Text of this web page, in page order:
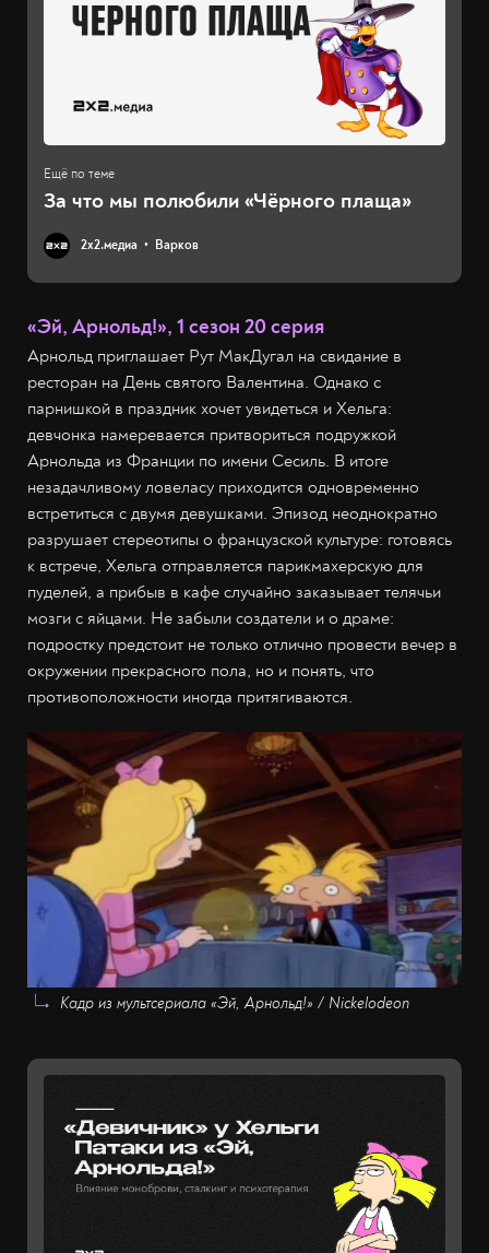
За что мы полюбили «Чёрного плаща»
2х2.медиа Варков
«Эй, Арнольд!», 1 сезон 20 серия
Арнольд приглашает Рут МакДугал на свидание в
ресторан на День святого Валентина. Однако с
парнишкой в праздник хочет увидеться и Хельга:
девчонка намеревается притвориться подружкой
Арнольда из Франции по имени Сесиль. В итоге
незадачливому ловеласу приходится одновременно
встретиться с двумя девушками. Эпизод неоднократно
разрушает стереотипы о французской культуре: готовясь
к встрече, Хельга отправляется парикмахерскую для
пуделей, а прибыв в кафе случайно заказывает телячьи
мозги с яйцами. Не забыли создатели и о драме:
подростку предстоит не только отлично провести вечер в
окружении прекрасного пола, но и понять, что
противоположности иногда притягиваются.
Кадр из мультсериала «Эй, Арнольд!» / Nickelodeon